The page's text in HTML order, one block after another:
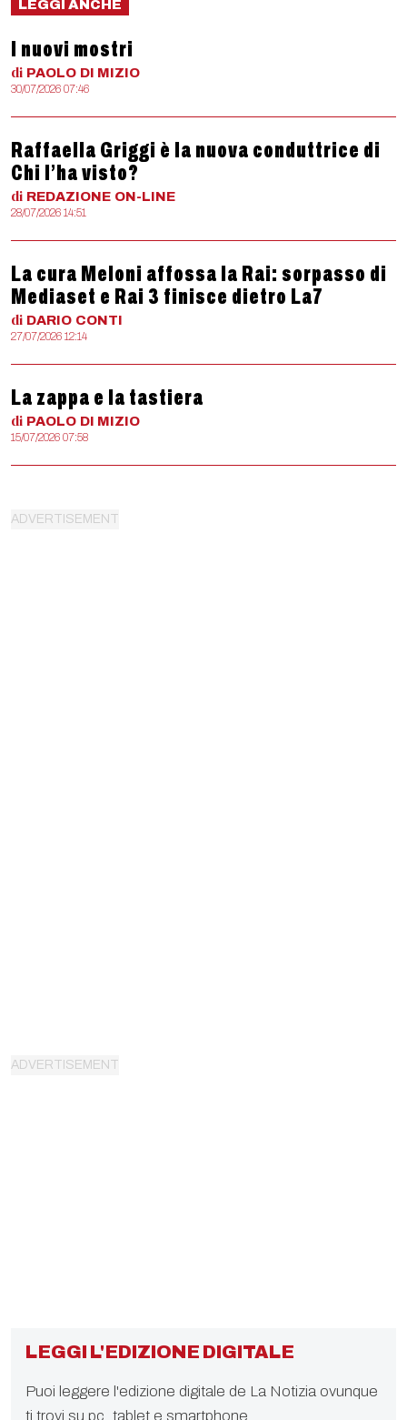
LEGGI ANCHE
I nuovi mostri
di PAOLO DI MIZIO
30/07/2026 07:46
Raffaella Griggi è la nuova conduttrice di
Chi l’ha visto?
di REDAZIONE ON-LINE
28/07/2026 14:51
La cura Meloni affossa la Rai: sorpasso di
Mediaset e Rai 3 finisce dietro La7
di DARIO CONTI
27/07/2026 12:14
La zappa e la tastiera
di PAOLO DI MIZIO
15/07/2026 07:58
LEGGI L'EDIZIONE DIGITALE
Puoi leggere l'edizione digitale de La Notizia ovunque
ti trovi su pc, tablet e smartphone.